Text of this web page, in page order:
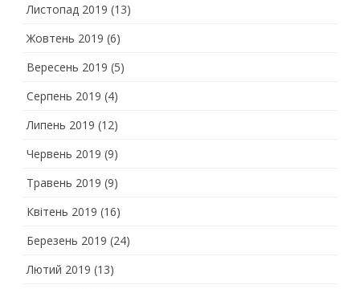
Листопад 2019 (13)
Жовтень 2019 (6)
Вересень 2019 (5)
Серпень 2019 (4)
Липень 2019 (12)
Червень 2019 (9)
Травень 2019 (9)
Квітень 2019 (16)
Березень 2019 (24)
Лютий 2019 (13)